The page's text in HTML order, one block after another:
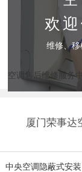
欢
维修、
空调售后维修服务
厦门荣事达
中央空调隐蔽式安